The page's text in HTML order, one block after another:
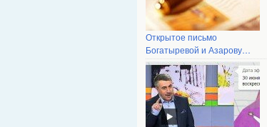
Открытое письмо
Богатыревой и Азарову…